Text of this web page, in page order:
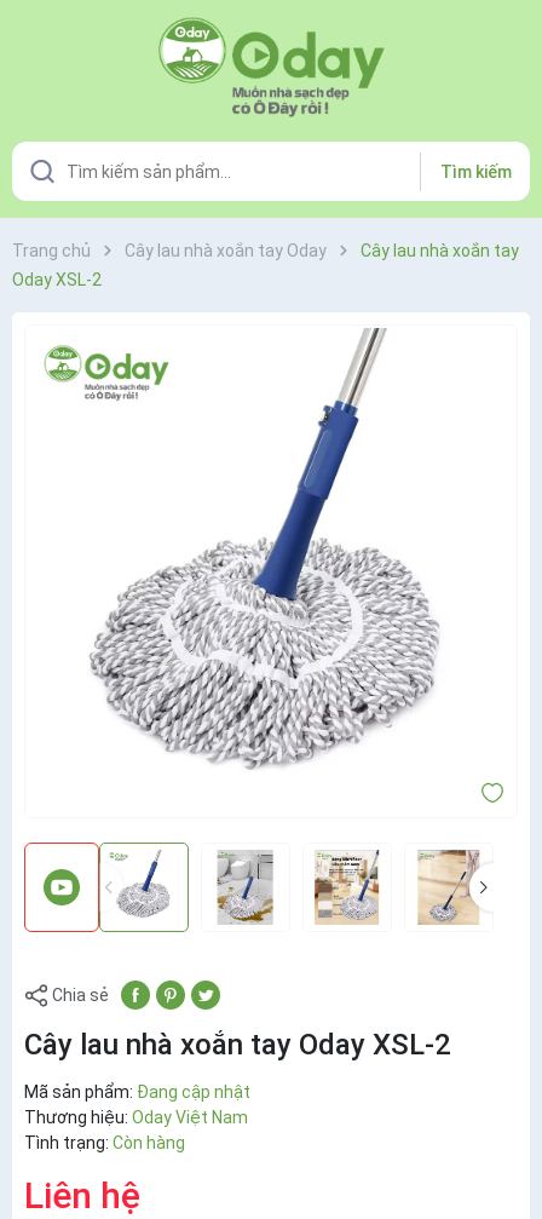
Tìm kiếm
Trang chủ Cây lau nhà xoắn tay Oday
Cây lau nhà xoắn tay
Oday XSL-2
Chia sẻ
Cây lau nhà xoắn tay Oday XSL-2
Mã sản phẩm: Đang cập nhật
Thương hiệu: Oday Việt Nam
Tình trạng: Còn hàng
Liên hệ